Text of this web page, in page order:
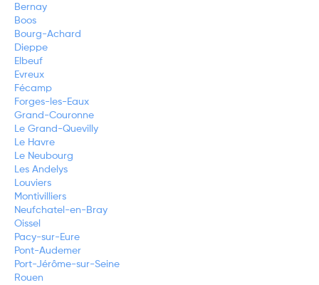
Bernay
Boos
Bourg-Achard
Dieppe
Elbeuf
Evreux
Fécamp
Forges-les-Eaux
Grand-Couronne
Le Grand-Quevilly
Le Havre
Le Neubourg
Les Andelys
Louviers
Montivilliers
Neufchatel-en-Bray
Oissel
Pacy-sur-Eure
Pont-Audemer
Port-Jérôme-sur-Seine
Rouen